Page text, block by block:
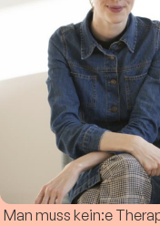
Man muss kein:e